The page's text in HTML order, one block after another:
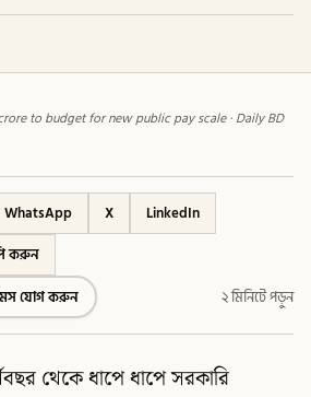
to budget for new public pay scale · Daily BD
WhatsApp X
LinkedIn
করুন
যোগ করুন
২ মিনিটে পড়ুন
থেকে ধাপে ধাপে সরকারি